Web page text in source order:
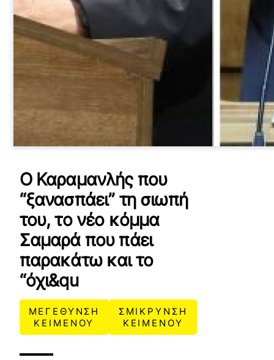
Ο Καραμανλής που
“ξανασπάει” τη σιωπή
του, το νέο κόμμα
Σαμαρά που πάει
παρακάτω και το
“όχι&qu
ΜΕΓΕΘΥΝΣΗ
ΚΕΙΜΕΝΟΥ
ΣΜΙΚΡΥΝΣΗ
ΚΕΙΜΕΝΟΥ